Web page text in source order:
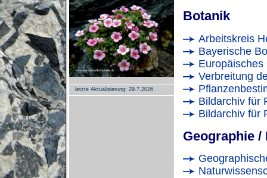
Botanik
Arbeitskreis
Bayerische
Verbreitung
Bildarchiv für
Bildarchiv für
Geographie
letzte Aktualisierung:29.7.2026